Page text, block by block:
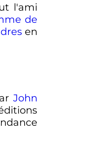
l'ami
de
en
John